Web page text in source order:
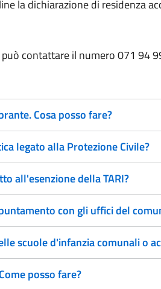
la dichiarazione di residenza
contattare il numero 071 94
Cosa posso fare?
legato alla Protezione Civile?
all'esenzione della TARI?
con gli uffici del
scuole d'infanzia comunali o
posso fare?